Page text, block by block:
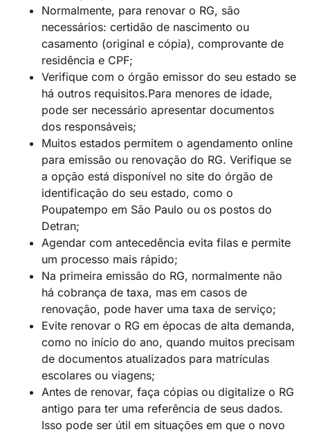
Normalmente, para renovar o RG, são
necessários: certidão de nascimento ou
casamento (original e cópia), comprovante de
residência e CPF;
Verifique com o órgão emissor do seu estado se
há outros requisitos.Para menores de idade,
pode ser necessário apresentar documentos
dos responsáveis;
Muitos estados permitem o agendamento online
para emissão ou renovação do RG. Verifique se
a opção está disponível no site do órgão de
identificação do seu estado, como o
Poupatempo em São Paulo ou os postos do
Detran;
Agendar com antecedência evita filas e permite
um processo mais rápido;
Na primeira emissão do RG, normalmente não
há cobrança de taxa, mas em casos de
renovação, pode haver uma taxa de serviço;
Evite renovar o RG em épocas de alta demanda,
como no início do ano, quando muitos precisam
de documentos atualizados para matrículas
escolares ou viagens;
Antes de renovar, faça cópias ou digitalize o RG
antigo para ter uma referência de seus dados.
Isso pode ser útil em situações em que o novo